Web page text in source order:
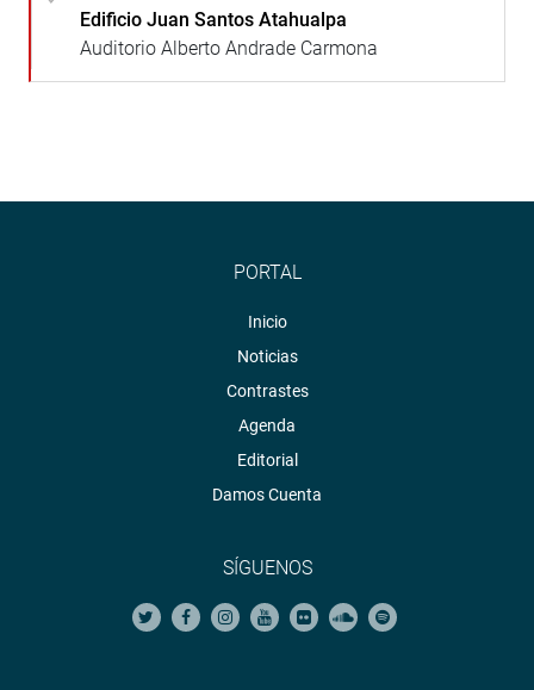
Edificio Juan Santos Atahualpa
Auditorio Alberto Andrade Carmona
PORTAL
Inicio
Noticias
Contrastes
Agenda
Editorial
Damos Cuenta
SÍGUENOS